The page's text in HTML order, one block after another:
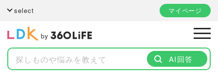
select マイページ
by
AI回答